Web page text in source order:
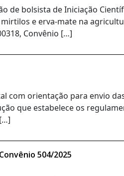
de bolsista de Iniciação
e erva-mate na
Convênio […]
orientação para envio
que estabelece os
504/2025